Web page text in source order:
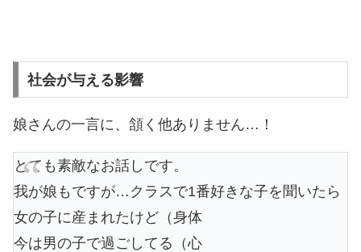
社会が与える影響
娘さんの一言に、頷く他ありません…！
とても素敵なお話しです。
我が娘もですが…クラスで1番好きな子を聞いたら
女の子に産まれたけど（身体
今は男の子で過ごしてる（心